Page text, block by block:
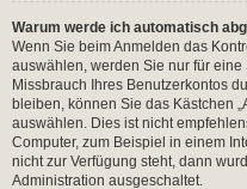
Warum werde ich automatisch
Wenn Sie beim Anmelden das
auswählen, werden Sie nur für
Missbrauch Ihres Benutzerkontos
bleiben, können Sie das Kästchen
auswählen. Dies ist nicht
Computer, zum Beispiel in einem
nicht zur Verfügung steht, dann
Administration ausgeschaltet.